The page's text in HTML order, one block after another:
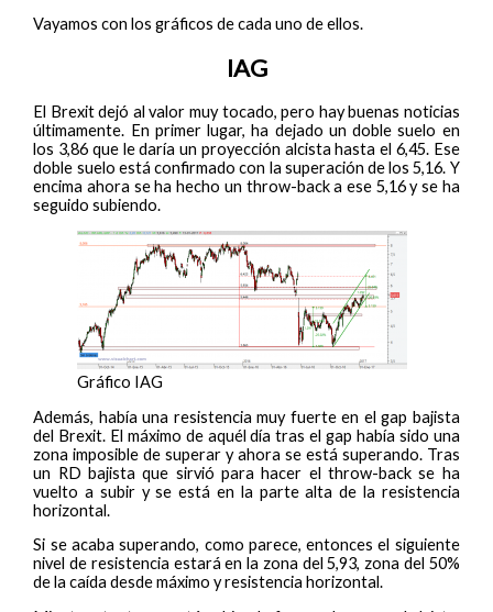
Vayamos con los gráficos de cada uno de ellos.
IAG
El Brexit dejó al valor muy tocado, pero hay buenas noticias
últimamente. En primer lugar, ha dejado un doble suelo en
los 3,86 que le daría un proyección alcista hasta el 6,45. Ese
doble suelo está confirmado con la superación de los 5,16. Y
encima ahora se ha hecho un throw-back a ese 5,16 y se ha
seguido subiendo.
Gráfico IAG
Además, había una resistencia muy fuerte en el gap bajista
del Brexit. El máximo de aquél día tras el gap había sido una
zona imposible de superar y ahora se está superando. Tras
un RD bajista que sirvió para hacer el throw-back se ha
vuelto a subir y se está en la parte alta de la resistencia
horizontal.
Si se acaba superando, como parece, entonces el siguiente
nivel de resistencia estará en la zona del 5,93, zona del 50%
de la caída desde máximo y resistencia horizontal.